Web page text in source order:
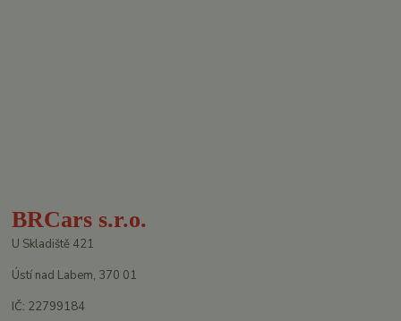
BRCars s.r.o.
U Skladiště 421
Ústí nad Labem, 370 01
IČ: 22799184